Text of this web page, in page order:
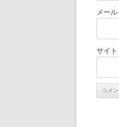
メール
サイト